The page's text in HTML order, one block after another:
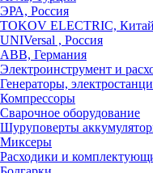
ЭРА, Россия
TOKOV ELECTRIC, Китай
UNIVersal , Россия
ABB, Германия
Электроинструмент и
Генераторы,
Компрессоры
Сварочное оборудование
Шуруповерты
Миксеры
Расходики и